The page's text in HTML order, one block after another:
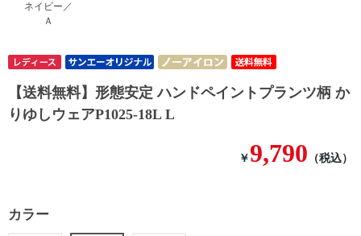
ネイビー／
Ａ
【送料無料】形態安定 ハンドペイントプランツ柄 か
りゆしウェアP1025-18L L
￥9,790 （税込）
カラー